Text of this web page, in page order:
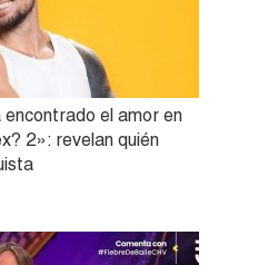
encontrado el amor en
2»: revelan quién